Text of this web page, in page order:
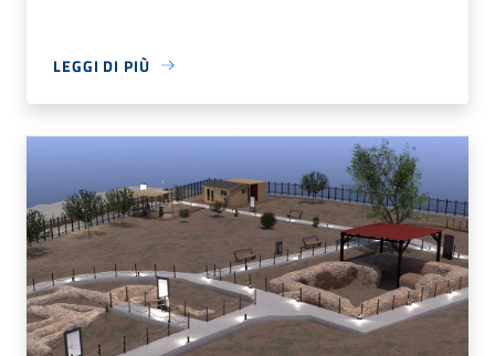
LEGGI DI PIÙ